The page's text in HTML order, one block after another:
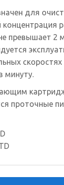
для
концентрация
превышает 2
минуту.
проточные